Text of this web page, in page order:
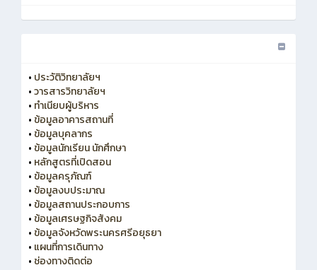
• ประวัติวิทยาลัยฯ
•วารสารวิทยาลัยฯ
• ทำเนียบผู้บริหาร
• ข้อมูลอาคารสถานที่
• ข้อมูลบุคลากร
• ข้อมูลนักเรียน นักศึกษา
• หลักสูตรที่เปิดสอน
• ข้อมูลครุภัณฑ์
• ข้อมูลงบประมาณ
• ข้อมูลสถานประกอบการ
• ข้อมูลเศรษฐกิจสังคม
• ข้อมูลจังหวัดพระนครศรีอยุธยา
• แผนที่การเดินทาง
• ช่องทางติดต่อ